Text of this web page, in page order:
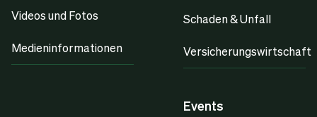
Videos und Fotos
Medieninformationen
Schaden & Unfall
Versicherungswirtschaft
Events